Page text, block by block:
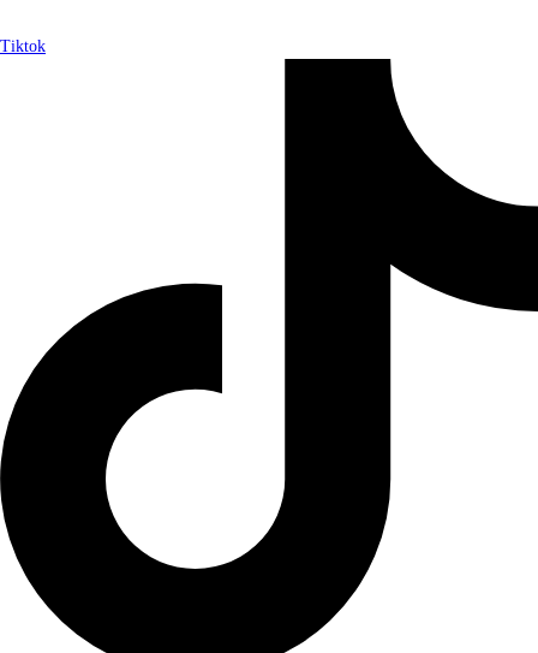
Tiktok